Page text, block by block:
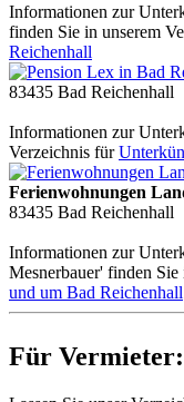
Informationen zur
finden Sie in unserem
Reichenhall
83435 Bad Reichenhall
Informationen zur
Verzeichnis für
Ferienwohnungen
83435 Bad Reichenhall
Informationen zur
Mesnerbauer' finden
und um Bad Reichenhall
Für